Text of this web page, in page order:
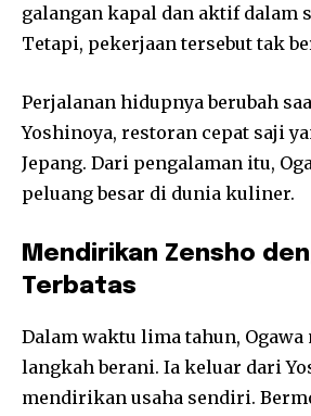
galangan kapal dan aktif dalam
Tetapi, pekerjaan tersebut tak
Perjalanan hidupnya berubah
Yoshinoya, restoran cepat saji
Jepang. Dari pengalaman itu,
peluang besar di dunia kuliner.
Mendirikan Zensho
Terbatas
Dalam waktu lima tahun, Ogawa
langkah berani. Ia keluar dari
mendirikan usaha sendiri.